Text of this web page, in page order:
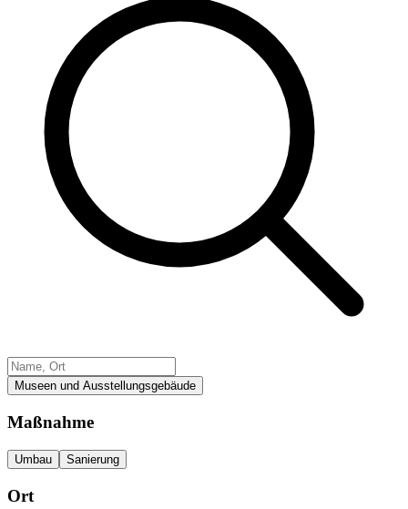
Museen und Ausstellungsgebäude
Maßnahme
Umbau Sanierung
Ort